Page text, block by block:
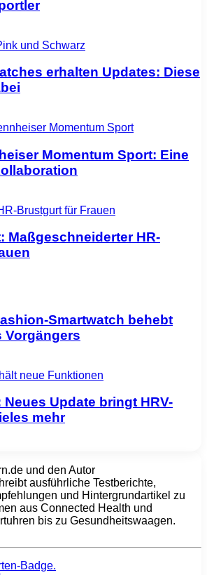
erhalten Updates: Diese
Momentum Sport: Eine
Maßgeschneiderter HR-
Smartwatch behebt
Vorgängers
Update bringt HRV-
mehr
ausführliche Testberichte,
und Hintergrundartikel zu
aus Connected Health und
bis zu Gesundheitswaagen.